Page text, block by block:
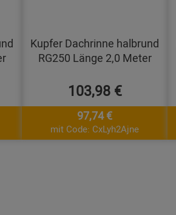
Kupfer Dachrinne halbrund
RG250 Länge 2,0 Meter
103,98 €
97,74 €
mit Code: CxLyh2Ajne